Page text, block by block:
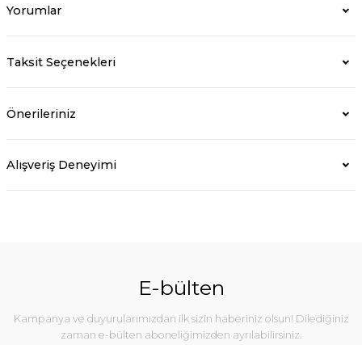
Yorumlar
Taksit Seçenekleri
Önerileriniz
Alışveriş Deneyimi
E-bülten
Kampanya ve duyurularımızdan ilk sizin haberiniz olsun! Dilediğiniz
zaman e-bülten aboneliğimizden ayrılabilirsiniz.